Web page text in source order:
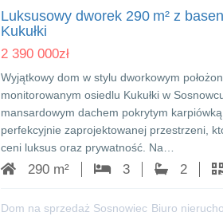
Luksusowy dworek 290 m² z
Kukułki
2 390 000zł
Wyjątkowy dom w stylu dworkowym
monitorowanym osiedlu Kukułki w
mansardowym dachem pokrytym
perfekcyjnie zaprojektowanej przestrzeni,
ceni luksus oraz prywatność. Na…
290 m² 3 2
Dom na sprzedaż Sosnowiec Biuro